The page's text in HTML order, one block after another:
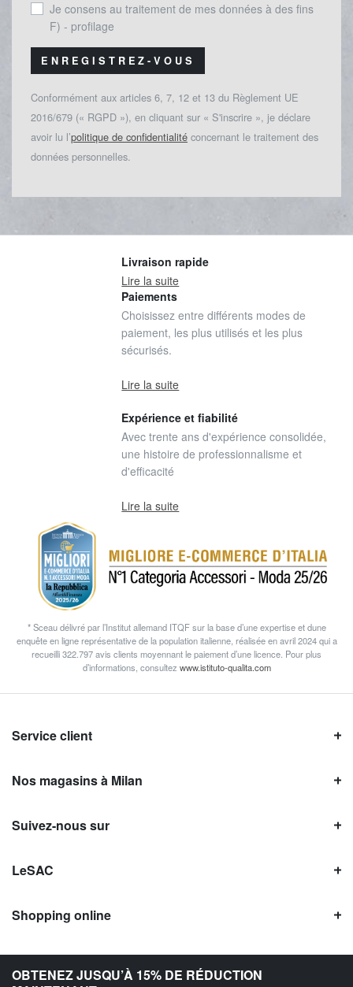
Je consens au traitement de mes données à des fins
F) - profilage
ENREGISTREZ-VOUS
Conformément aux articles 6, 7, 12 et 13 du Règlement UE
2016/679 (« RGPD »), en cliquant sur « S'inscrire », je déclare
avoir lu l’politique de confidentialité concernant le traitement des
données personnelles.
OBTENEZ JUSQU’À 15% DE RÉDUCTION
Livraison rapide
Lire la suite
Paiements
Choisissez entre différents modes de
paiement, les plus utilisés et les plus
sécurisés.
Lire la suite
Expérience et fiabilité
Avec trente ans d'expérience consolidée,
une histoire de professionnalisme et
d'efficacité
Lire la suite
* Sceau délivré par l’Institut allemand ITQF sur la base d’une expertise et dune
enquête en ligne représentative de la population italienne, réalisée en avril 2024 qui a
recueilli 322.797 avis clients moyennant le paiement d’une licence. Pour plus
d’informations, consultez www.istituto-qualita.com
Service client
Nos magasins à Milan
Suivez-nous sur
LeSAC
Shopping online
Avis LeSAC